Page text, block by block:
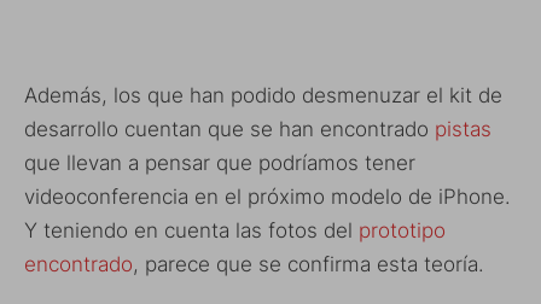
Además, los que han podido desmenuzar el kit de
desarrollo cuentan que se han encontrado pistas
que llevan a pensar que podríamos tener
videoconferencia en el próximo modelo de iPhone.
Y teniendo en cuenta las fotos del prototipo
encontrado, parece que se confirma esta teoría.